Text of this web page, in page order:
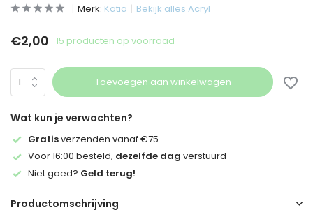
Merk: Katia Bekijk alles Acryl
€2,00 15 producten op voorraad
Toevoegen aan winkelwagen
Wat kun je verwachten?
Gratisverzenden vanaf €75
Voor 16:00 besteld, dezelfde dag verstuurd
Niet goed? Geld terug!
Productomschrijving